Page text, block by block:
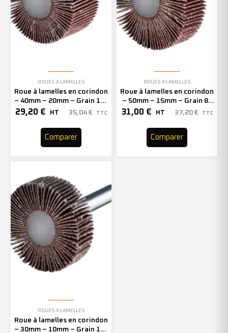
ROUES À LAMELLES
Roue à lamelles en corindon
– 40mm – 20mm – Grain 120
– 305131 (x10)
29,20 € HT 35,04 € TTC
Comparer
ROUES À LAMELLES
Roue à lamelles en corindon
– 50mm – 15mm – Grain 80
– 305134 (x10)
31,00 € HT 37,20 € TTC
Comparer
ROUES À LAMELLES
Roue à lamelles en corindon
– 30mm – 10mm – Grain 120